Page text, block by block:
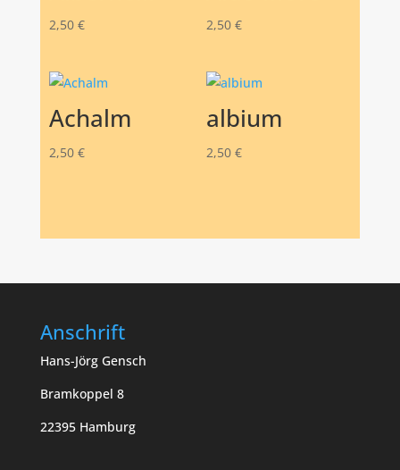
2,50 € 2,50 €
Achalm
2,50 €
albium
2,50 €
Anschrift
Hans-Jörg Gensch
Bramkoppel 8
22395 Hamburg